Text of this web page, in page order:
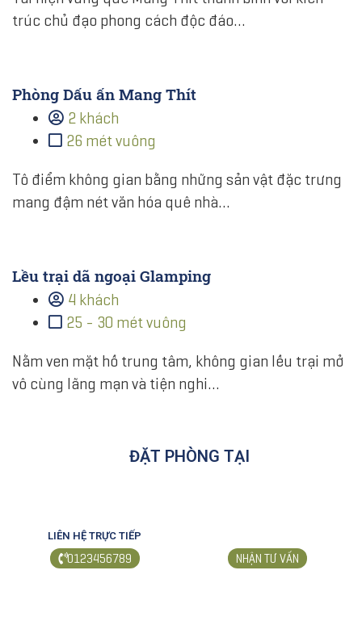
trúc chủ đạo phong cách độc đáo…
Phòng Dấu ấn Mang Thít
2 khách
26 mét vuông
Tô điểm không gian bằng những sản vật đặc trưng
mang đậm nét văn hóa quê nhà…
Lều trại dã ngoại Glamping
4 khách
25 - 30 mét vuông
Nằm ven mặt hồ trung tâm, không gian lều trại mở
vô cùng lãng mạn và tiện nghi…
ĐẶT PHÒNG TẠI
LIÊN HỆ TRỰC TIẾP
0123456789 NHẬN TƯ VẤN